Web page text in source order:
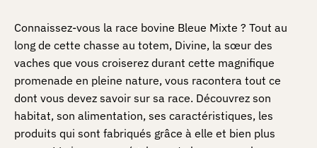
Connaissez-vous la race bovine Bleue Mixte ? Tout au
long de cette chasse au totem, Divine, la sœur des
vaches que vous croiserez durant cette magnifique
promenade en pleine nature, vous racontera tout ce
dont vous devez savoir sur sa race. Découvrez son
habitat, son alimentation, ses caractéristiques, les
produits qui sont fabriqués grâce à elle et bien plus